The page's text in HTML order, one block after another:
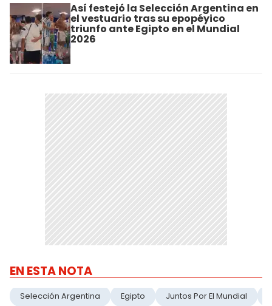
Así festejó la Selección Argentina en
el vestuario tras su epopéyico
triunfo ante Egipto en el Mundial
2026
EN ESTA NOTA
Selección Argentina Egipto Juntos Por El Mundial